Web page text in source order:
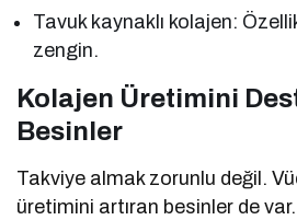
Tavuk kaynaklı kolajen:
zengin.
Kolajen Üretimini
Besinler
Takviye almak zorunlu değil.
üretimini artıran besinler de